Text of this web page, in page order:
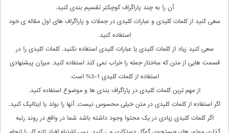
آن را به چند پاراگراف کوچکتر تقسیم بندی کنید.
سعی کنید از کلمات کلیدی و عبارات کلیدی در جملات و پاراگراف های اول مقاله ی خود
استفاده کنید.
سعی کنید زیاد از کلمات کلیدی یا عبارات کلیدی استفاده نکنید. کلمات کلیدی را در
قسمت هایی از متن که ساختار جمله را خراب نمی کند استفاده کنید. میزان پیشنهادی
استفاده از کلمات کلیدی 1-3% است.
از مهم ترین کلمات کلیدی در پاراگراف بندی ها و موضوع استفاده کنید.
اگر استفاده از کلمات کلیدی در متن خیلی محسوس نیست, آنها را بولد یا ایتالیک کنید.
اگر کلمات کلیدی زیادی در یک محتوا وجود داشته باشد شما در واقع در روند رتبه